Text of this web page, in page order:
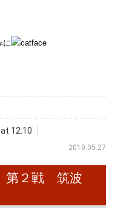
に
at 12:10
2019.05.27
第２戦 筑波